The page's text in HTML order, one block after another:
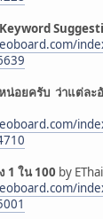
หน่อยครับ ว่าแต่ละ
1 ใน 100 by